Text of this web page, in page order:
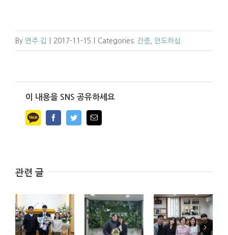
By 연주 김 2017-11-15 Categories: 간증 인도하심
이 내용을 SNS 공유하세요
FacebookTwitterEmail
관련 글